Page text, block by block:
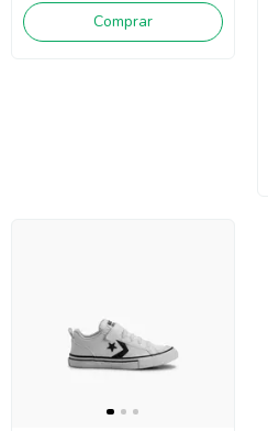
Comprar